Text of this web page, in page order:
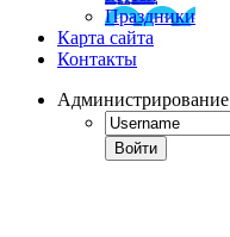
Праздники
Карта сайта
Контакты
Администрирование
Войти